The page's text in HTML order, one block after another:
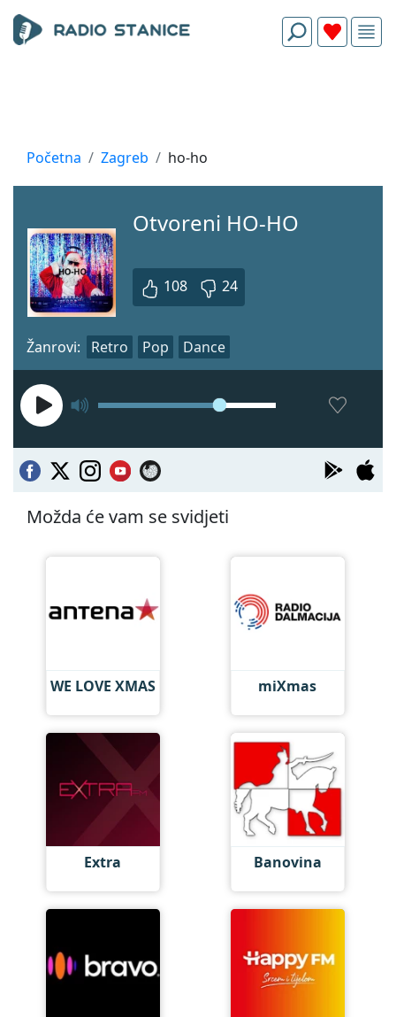
Početna Zagreb ho-ho
Otvoreni HO-HO
108 24
Žanrovi: Retro Pop Dance
Možda će vam se svidjeti
WE LOVE XMAS miXmas
Extra Banovina